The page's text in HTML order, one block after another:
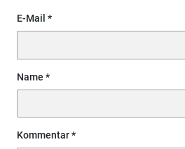
E-Mail
Name
Kommentar